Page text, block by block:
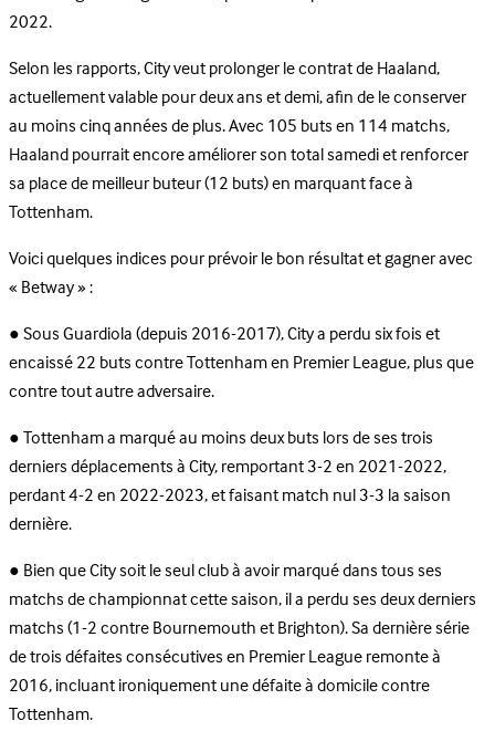
2022.
Selon les rapports, City veut prolonger le contrat de Haaland,
actuellement valable pour deux ans et demi, afin de le conserver
au moins cinq années de plus. Avec 105 buts en 114 matchs,
Haaland pourrait encore améliorer son total samedi et renforcer
sa place de meilleur buteur (12 buts) en marquant face à
Tottenham.
Voici quelques indices pour prévoir le bon résultat et gagner avec
« Betway » :
● Sous Guardiola (depuis 2016-2017), City a perdu six fois et
encaissé 22 buts contre Tottenham en Premier League, plus que
contre tout autre adversaire.
● Tottenham a marqué au moins deux buts lors de ses trois
derniers déplacements à City, remportant 3-2 en 2021-2022,
perdant 4-2 en 2022-2023, et faisant match nul 3-3 la saison
dernière.
● Bien que City soit le seul club à avoir marqué dans tous ses
matchs de championnat cette saison, il a perdu ses deux derniers
matchs (1-2 contre Bournemouth et Brighton). Sa dernière série
de trois défaites consécutives en Premier League remonte à
2016, incluant ironiquement une défaite à domicile contre
Tottenham.